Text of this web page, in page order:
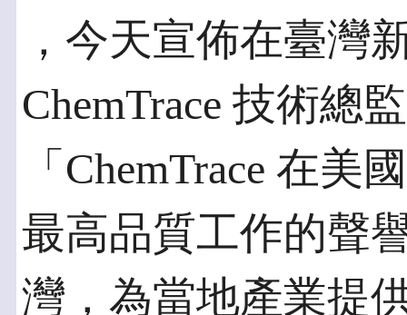
，今天宣佈在臺灣
ChemTrace 技術總
「ChemTrace 在
最高品質工作的聲
灣，為當地產業提